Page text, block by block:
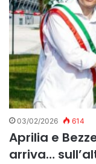
03/02/2026 614
Aprilia e
arriva…